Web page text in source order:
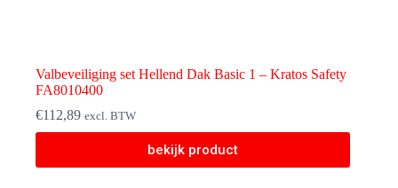
Valbeveiliging set Hellend Dak Basic 1 – Kratos Safety
FA8010400
€112,89 excl. BTW
bekijk product